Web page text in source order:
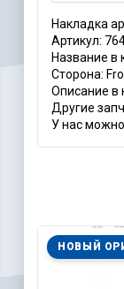
Накладка
Артикул:
Название в
Сторона:
Описание в
Другие
У нас
НОВЫЙ